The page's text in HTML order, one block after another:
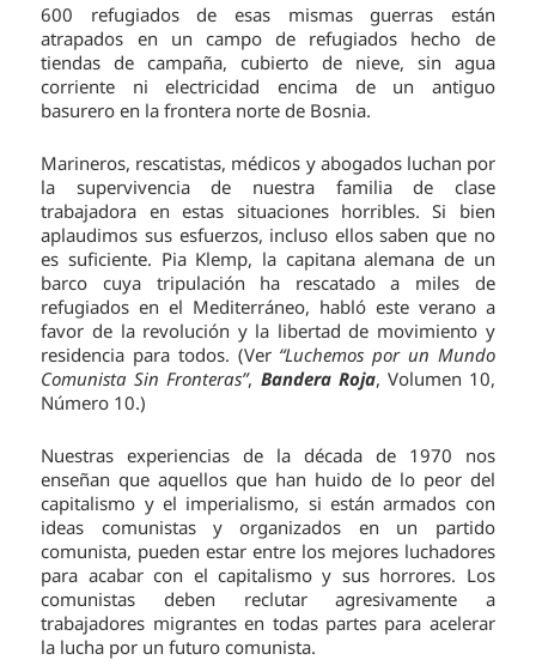
600 refugiados de esas mismas guerras están
atrapados en un campo de refugiados hecho de
tiendas de campaña, cubierto de nieve, sin agua
corriente ni electricidad encima de un antiguo
basurero en la frontera norte de Bosnia.
Marineros, rescatistas, médicos y abogados luchan por
la supervivencia de nuestra familia de clase
trabajadora en estas situaciones horribles. Si bien
aplaudimos sus esfuerzos, incluso ellos saben que no
es suficiente. Pia Klemp, la capitana alemana de un
barco cuya tripulación ha rescatado a miles de
refugiados en el Mediterráneo, habló este verano a
favor de la revolución y la libertad de movimiento y
residencia para todos. (Ver “Luchemos por un Mundo
Comunista Sin Fronteras”, Bandera Roja, Volumen 10,
Número 10.)
Nuestras experiencias de la década de 1970 nos
enseñan que aquellos que han huido de lo peor del
capitalismo y el imperialismo, si están armados con
ideas comunistas y organizados en un partido
comunista, pueden estar entre los mejores luchadores
para acabar con el capitalismo y sus horrores. Los
comunistas deben reclutar agresivamente a
trabajadores migrantes en todas partes para acelerar
la lucha por un futuro comunista.